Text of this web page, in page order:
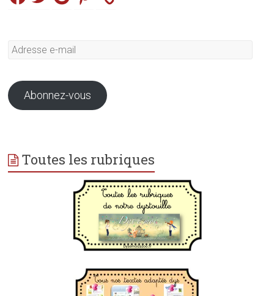
Adresse
Abonnez-vous
Toutes les rubriques